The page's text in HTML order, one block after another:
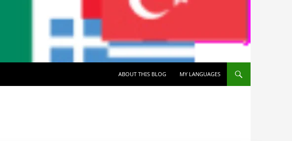
ABOUT THIS BLOG
MY LANGUAGES